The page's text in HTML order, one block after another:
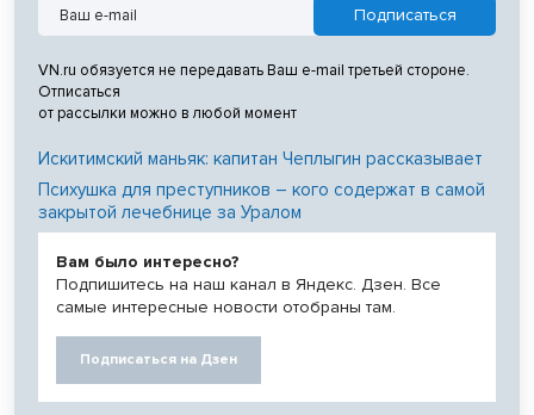
VN.ru обязуется не передавать Ваш e-mail третьей стороне.
Отписаться
от рассылки можно в любой момент
Искитимский маньяк: капитан Чеплыгин рассказывает
Психушка для преступников – кого содержат в самой
закрытой лечебнице за Уралом
Вам было интересно?
Подпишитесь на наш канал в Яндекс. Дзен. Все
самые интересные новости отобраны там.
Подписаться на Дзен